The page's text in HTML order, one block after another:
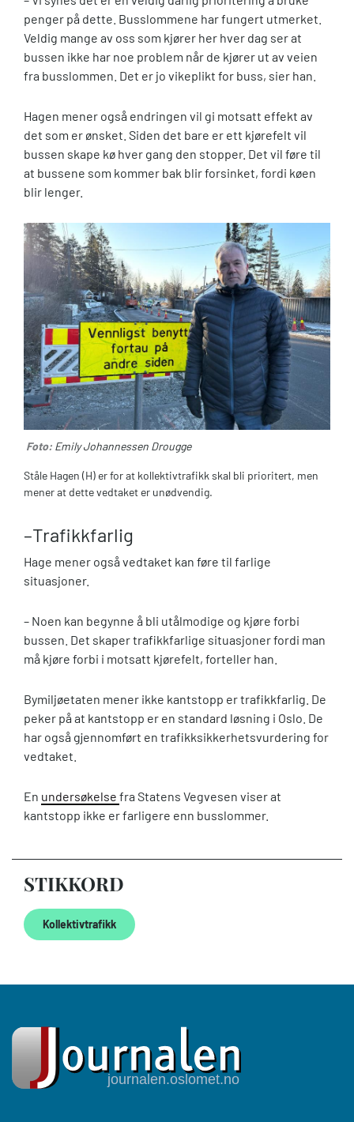
penger på dette. Busslommene har fungert utmerket.
Veldig mange av oss som kjører her hver dag ser at
bussen ikke har noe problem når de kjører ut av veien
fra busslommen. Det er jo vikeplikt for buss, sier han.
Hagen mener også endringen vil gi motsatt effekt av
det som er ønsket. Siden det bare er ett kjørefelt vil
bussen skape kø hver gang den stopper. Det vil føre til
at bussene som kommer bak blir forsinket, fordi køen
blir lenger.
Foto: Emily Johannessen Drougge
Ståle Hagen (H) er for at kollektivtrafikk skal bli prioritert, men
mener at dette vedtaket er unødvendig.
–Trafikkfarlig
Hage mener også vedtaket kan føre til farlige
situasjoner.
– Noen kan begynne å bli utålmodige og kjøre forbi
bussen. Det skaper trafikkfarlige situasjoner fordi man
må kjøre forbi i motsatt kjørefelt, forteller han.
Bymiljøetaten mener ikke kantstopp er trafikkfarlig. De
peker på at kantstopp er en standard løsning i Oslo. De
har også gjennomført en trafikksikkerhetsvurdering for
vedtaket.
En undersøkelse fra Statens Vegvesen viser at
kantstopp ikke er farligere enn busslommer.
STIKKORD
Kollektivtrafikk